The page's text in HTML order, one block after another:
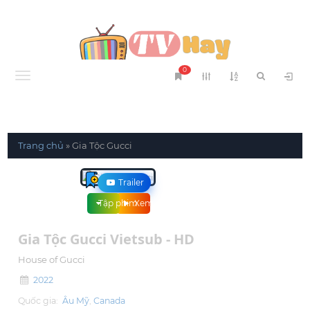
Menu
0
Trang chủ »Gia Tộc Gucci
Trailer
Xem phim
Tập phim
Gia Tộc Gucci Vietsub - HD
House of Gucci
2022
Quốc gia: Âu Mỹ Canada